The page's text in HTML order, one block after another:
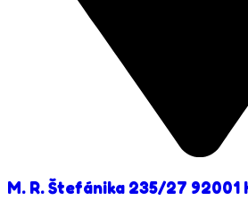
M. R. Štefánika 235/27 92001